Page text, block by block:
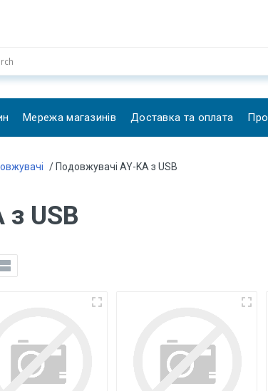
Мережа магазинів Доставка та оплата
/ Подовжувачі AY-KA з USB
USB